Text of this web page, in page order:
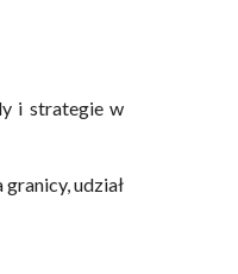
i strategie w
udział